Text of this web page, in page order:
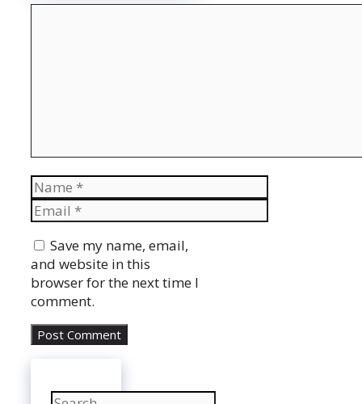
Name
Email
Save my name, email,
and website in this
browser for the next time I
comment.
Search